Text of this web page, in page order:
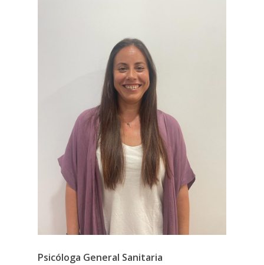
Psicóloga General Sanitaria